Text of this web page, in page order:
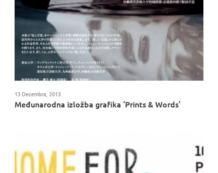
Međunarodna izložba grafika ‘Prints & Words’
13 Decembra, 2013